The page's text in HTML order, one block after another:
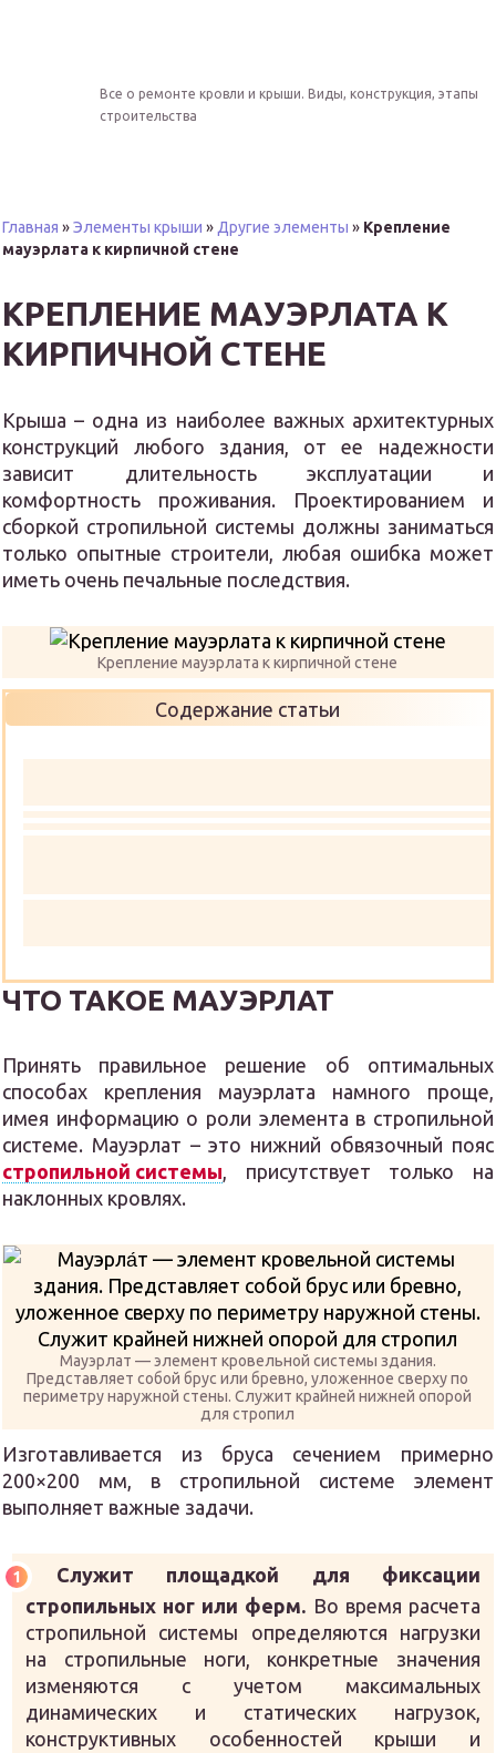
Все о ремонте кровли и крыши. Виды, конструкция, этапы
строительства
Главная »Элементы крыши » Другие элементы » Крепление
мауэрлата к кирпичной стене
КРЕПЛЕНИЕ МАУЭРЛАТА К
КИРПИЧНОЙ СТЕНЕ
Крыша – одна из наиболее важных архитектурных
конструкций любого здания, от ее надежности
зависит длительность эксплуатации и
комфортность проживания. Проектированием и
сборкой стропильной системы должны заниматься
только опытные строители, любая ошибка может
иметь очень печальные последствия.
Крепление мауэрлата к кирпичной стене
Содержание статьи
ЧТО ТАКОЕ МАУЭРЛАТ
Принять правильное решение об оптимальных
способах крепления мауэрлата намного проще,
имея информацию о роли элемента в стропильной
системе. Мауэрлат – это нижний обвязочный пояс
стропильной системы, присутствует только на
наклонных кровлях.
Мауэрлат — элемент кровельной системы здания.
Представляет собой брус или бревно, уложенное сверху по
периметру наружной стены. Служит крайней нижней опорой
для стропил
Изготавливается из бруса сечением примерно
200×200 мм, в стропильной системе элемент
выполняет важные задачи.
Служит площадкой для фиксации
стропильных ног или ферм. Во время расчета
стропильной системы определяются нагрузки
на стропильные ноги, конкретные значения
изменяются с учетом максимальных
динамических и статических нагрузок,
конструктивных особенностей крыши и